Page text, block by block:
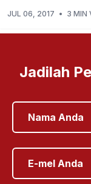
JUL 06, 2017 • 3 MIN
Jadilah